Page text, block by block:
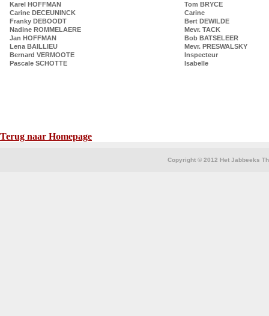
Karel HOFFMAN
Tom BRYCE
Carine DECEUNINCK
Carine
Franky DEBOODT
Bert DEWILDE
Nadine ROMMELAERE
Mevr. TACK
Jan HOFFMAN
Bob BATSELEER
Lena BAILLIEU
Mevr. PRESWALSKY
Bernard VERMOOTE
Inspecteur
Pascale SCHOTTE
Isabelle
Terug naar Homepage
Copyright © 2012 Het Jabbeeks